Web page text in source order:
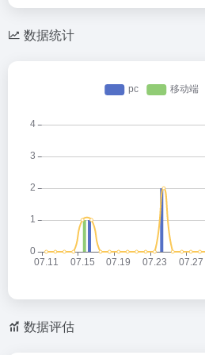
数据统计
数据评估